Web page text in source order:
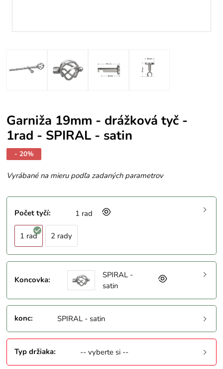
Garniža 19mm - drážková tyč -
1rad - SPIRAL - satin
- 20%
Vyrábané na mieru podľa zadaných parametrov
Počet tyčí: 1 rad
1 rad 2 rady
Koncovka:
SPIRAL -
satin
konc: SPIRAL - satin
Typ držiaka: -- vyberte si --